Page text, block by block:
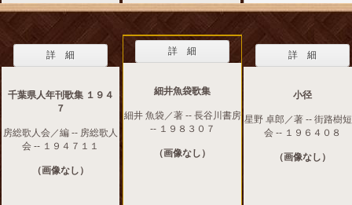
詳 細
千葉県人年刊歌集 １９４
７
房総歌人会／編 -- 房総歌人
会 -- １９４７１１
（画像なし）
詳 細
細井魚袋歌集
細井 魚袋／著 -- 長谷川書房
-- １９８３０７
（画像なし）
詳 細
小径
星野 卓郎／著 -- 街路樹
会 -- １９６４０８
（画像なし）